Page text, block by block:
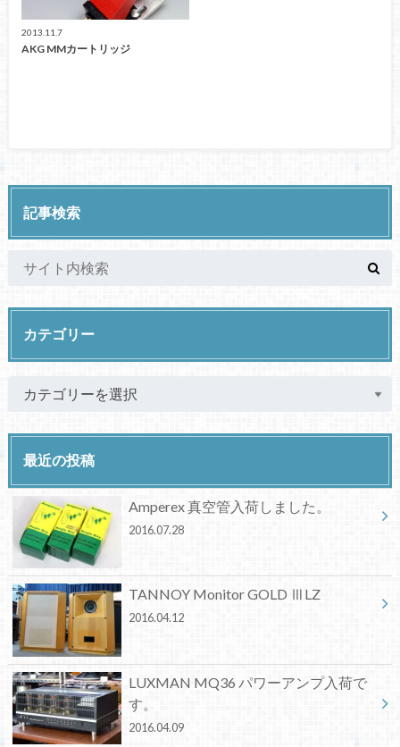
2013.11.7
AKG MMカートリッジ
記事検索
カテゴリー
最近の投稿
Amperex 真空管入荷しました。
2016.07.28
TANNOY Monitor GOLD ⅢLZ
2016.04.12
LUXMAN MQ36 パワーアンプ入荷で
す。
2016.04.09